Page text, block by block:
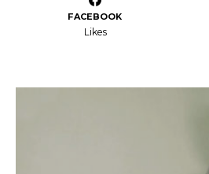
FACEBOOK
Likes